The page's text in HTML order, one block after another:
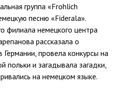
группа «Frohlich
песню «Fiderala».
филиала немецкого центра
рассказала о
провела конкурсы на
польки и загадывала загадки,
на немецком языке.